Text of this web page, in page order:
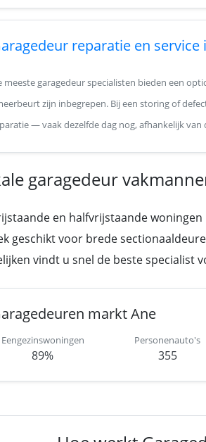
reparatie en
meeste garagedeur specialisten bieden een
zijn inbegrepen. Bij een storing of
— vaak dezelfde dag nog, afhankelijk van
garagedeur
en halfvrijstaande
geschikt voor brede
vindt u snel de beste specialist
markt Ane
Eengezinswoningen
89%
Personenauto's
355